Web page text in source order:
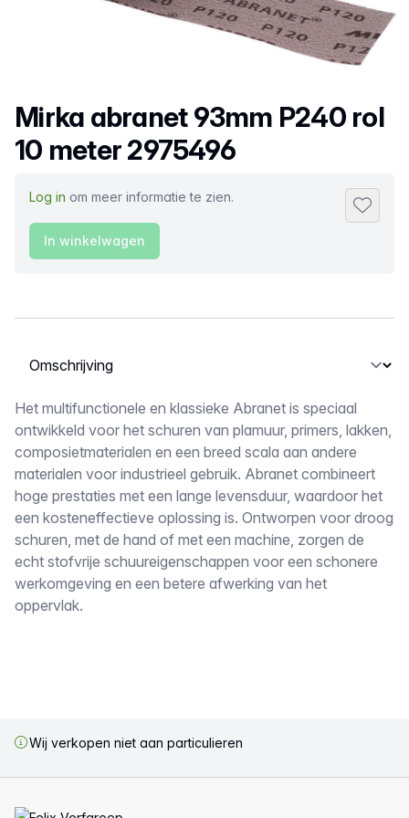
Productnaam
Mirka abranet 93mm P240 rol
10 meter 2975496
Log in om meer informatie te zien.
In winkelwagen
Selecteer een tabblad
Omschrijving
Het multifunctionele en klassieke Abranet is speciaal
ontwikkeld voor het schuren van plamuur, primers, lakken,
composietmaterialen en een breed scala aan andere
materialen voor industrieel gebruik. Abranet combineert
hoge prestaties met een lange levensduur, waardoor het
een kosteneffectieve oplossing is. Ontworpen voor droog
schuren, met de hand of met een machine, zorgen de
echt stofvrije schuureigenschappen voor een schonere
werkomgeving en een betere afwerking van het
oppervlak.
Wij verkopen niet aan particulieren